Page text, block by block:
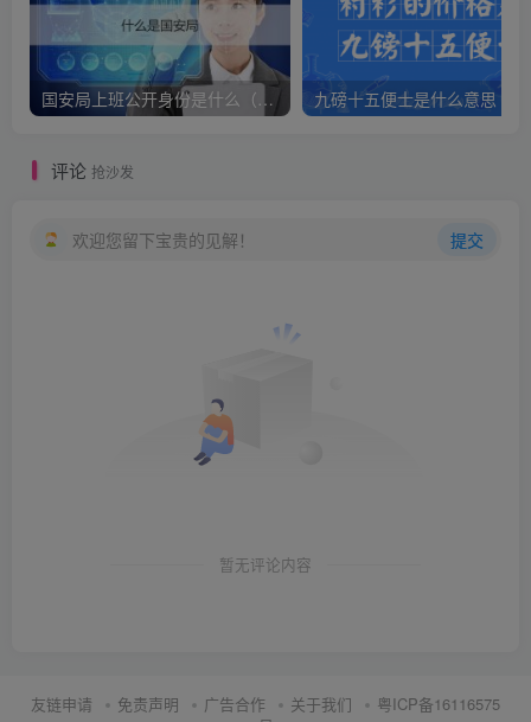
国安局上班公开身份是什么（国安身份对家人保密吗）
评论 抢沙发
欢迎您留下宝贵的见解！ 提交
暂无评论内容
友链申请 免责声明 广告合作 关于我们
粤ICP备16116575